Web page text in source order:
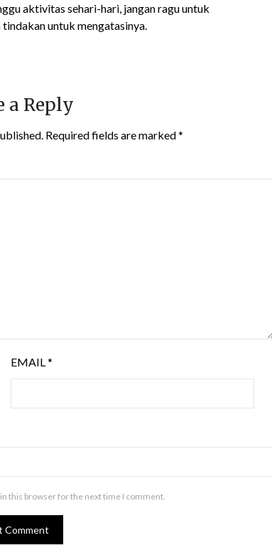
aktivitas sehari-hari, jangan ragu untuk
untuk mengatasinya.
a Reply
Required fields are marked*
EMAIL *
this browser for the next time I comment.